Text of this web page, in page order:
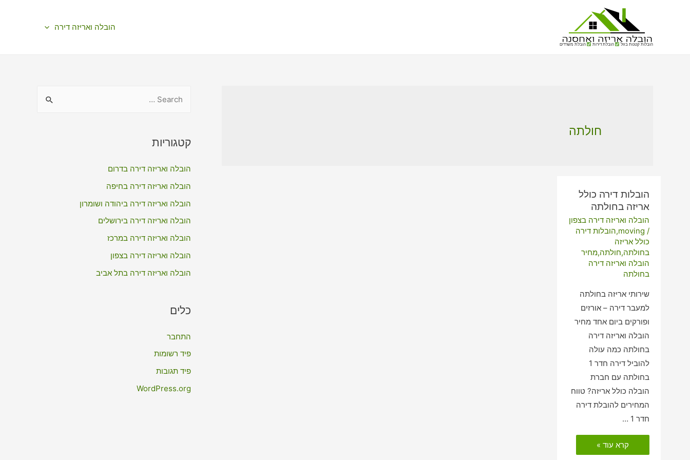
הובלות קטנות בזול הובלת דירות הובלת משרדים
הובלה ואריזה דירה
חולתה
הובלות דירה כולל
אריזה בחולתה
הובלה ואריזה דירה בצפון
/
moving
,הובלות דירה
כולל אריזה
בחולתה,חולתה,מחיר
הובלה ואריזה דירה
בחולתה
שירותי אריזה בחולתה
למעבר דירה – אורזים
ופורקים ביום אחד מחיר
הובלה ואריזה דירה
בחולתה כמה עולה
להוביל דירה חדר 1
בחולתה עם חברת
הובלה כולל אריזה? טווח
המחירים להובלת דירה
חדר 1 …
הובלות
דירה
כולל
קרא עוד »
r
h
f
o
קטגוריות
הובלה ואריזה דירה בדרום
הובלה ואריזה דירה בחיפה
הובלה ואריזה דירה ביהודה ושומרון
הובלה ואריזה דירה בירושלים
הובלה ואריזה דירה במרכז
הובלה ואריזה דירה בצפון
הובלה ואריזה דירה בתל אביב
כלים
התחבר
פיד רשומות
פיד תגובות
WordPress.org